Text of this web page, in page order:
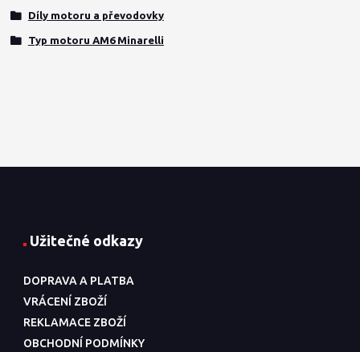
Díly motoru a převodovky
Typ motoru AM6 Minarelli
Užitečné odkazy
DOPRAVA A PLATBA
VRÁCENÍ ZBOŽÍ
REKLAMACE ZBOŽÍ
OBCHODNÍ PODMÍNKY